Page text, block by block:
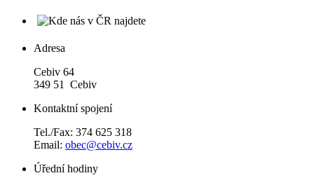
Adresa
Cebiv 64
349 51 Cebiv
Kontaktní spojení
Tel./Fax: 374 625 318
Email: obec@cebiv.cz
Úřední hodiny